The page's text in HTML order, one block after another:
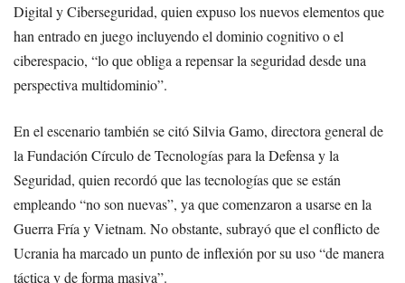
Digital y Ciberseguridad, quien expuso los nuevos elementos que
han entrado en juego incluyendo el dominio cognitivo o el
ciberespacio, “lo que obliga a repensar la seguridad desde una
perspectiva multidominio”.
En el escenario también se citó Silvia Gamo, directora general de
la Fundación Círculo de Tecnologías para la Defensa y la
Seguridad, quien recordó que las tecnologías que se están
empleando “no son nuevas”, ya que comenzaron a usarse en la
Guerra Fría y Vietnam. No obstante, subrayó que el conflicto de
Ucrania ha marcado un punto de inflexión por su uso “de manera
táctica y de forma masiva”.